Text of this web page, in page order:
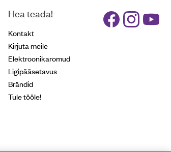
Hea teada!
Kontakt
Kirjuta meile
Elektroonikaromud
Ligipääsetavus
Brändid
Tule tööle!